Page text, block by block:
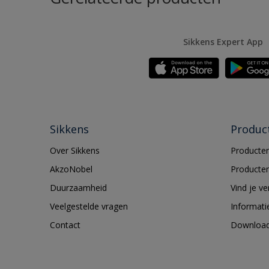
Sikkens Expert App
Sikkens
Over Sikkens
AkzoNobel
Duurzaamheid
Veelgestelde vragen
Contact
Vind je